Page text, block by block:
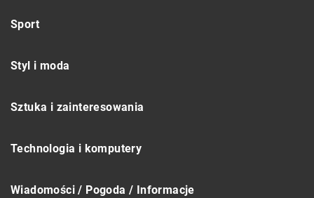
Sport
Styl i moda
Sztuka i zainteresowania
Technologia i komputery
Wiadomości / Pogoda / Informacje